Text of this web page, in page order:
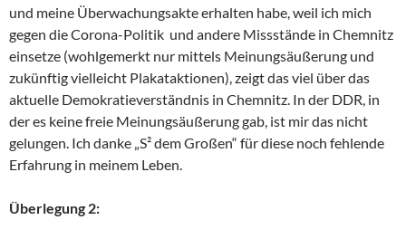
und meine Überwachungsakte erhalten habe, weil ich mich
gegen die Corona-Politik und andere Missstände in Chemnitz
einsetze (wohlgemerkt nur mittels Meinungsäußerung und
zukünftig vielleicht Plakataktionen), zeigt das viel über das
aktuelle Demokratieverständnis in Chemnitz. In der DDR, in
der es keine freie Meinungsäußerung gab, ist mir das nicht
gelungen. Ich danke „S² dem Großen“ für diese noch fehlende
Erfahrung in meinem Leben.
Überlegung 2: